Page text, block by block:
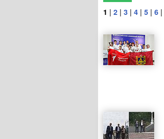
1 | 2 | 3 | 4 | 5 | 6 |